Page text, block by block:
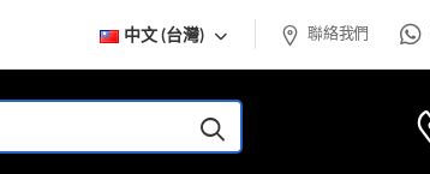
中文 (台灣) 聯絡我們